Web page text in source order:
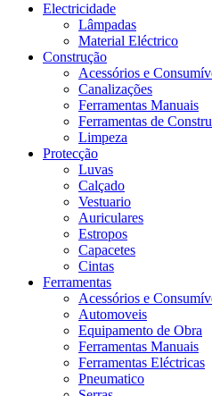
Electricidade
Lâmpadas
Material Eléctrico
Construção
Acessórios e
Canalizações
Ferramentas Manuais
Ferramentas de
Limpeza
Protecção
Luvas
Calçado
Vestuario
Auriculares
Estropos
Capacetes
Cintas
Ferramentas
Acessórios e
Automoveis
Equipamento de Obra
Ferramentas Manuais
Ferramentas Eléctricas
Pneumatico